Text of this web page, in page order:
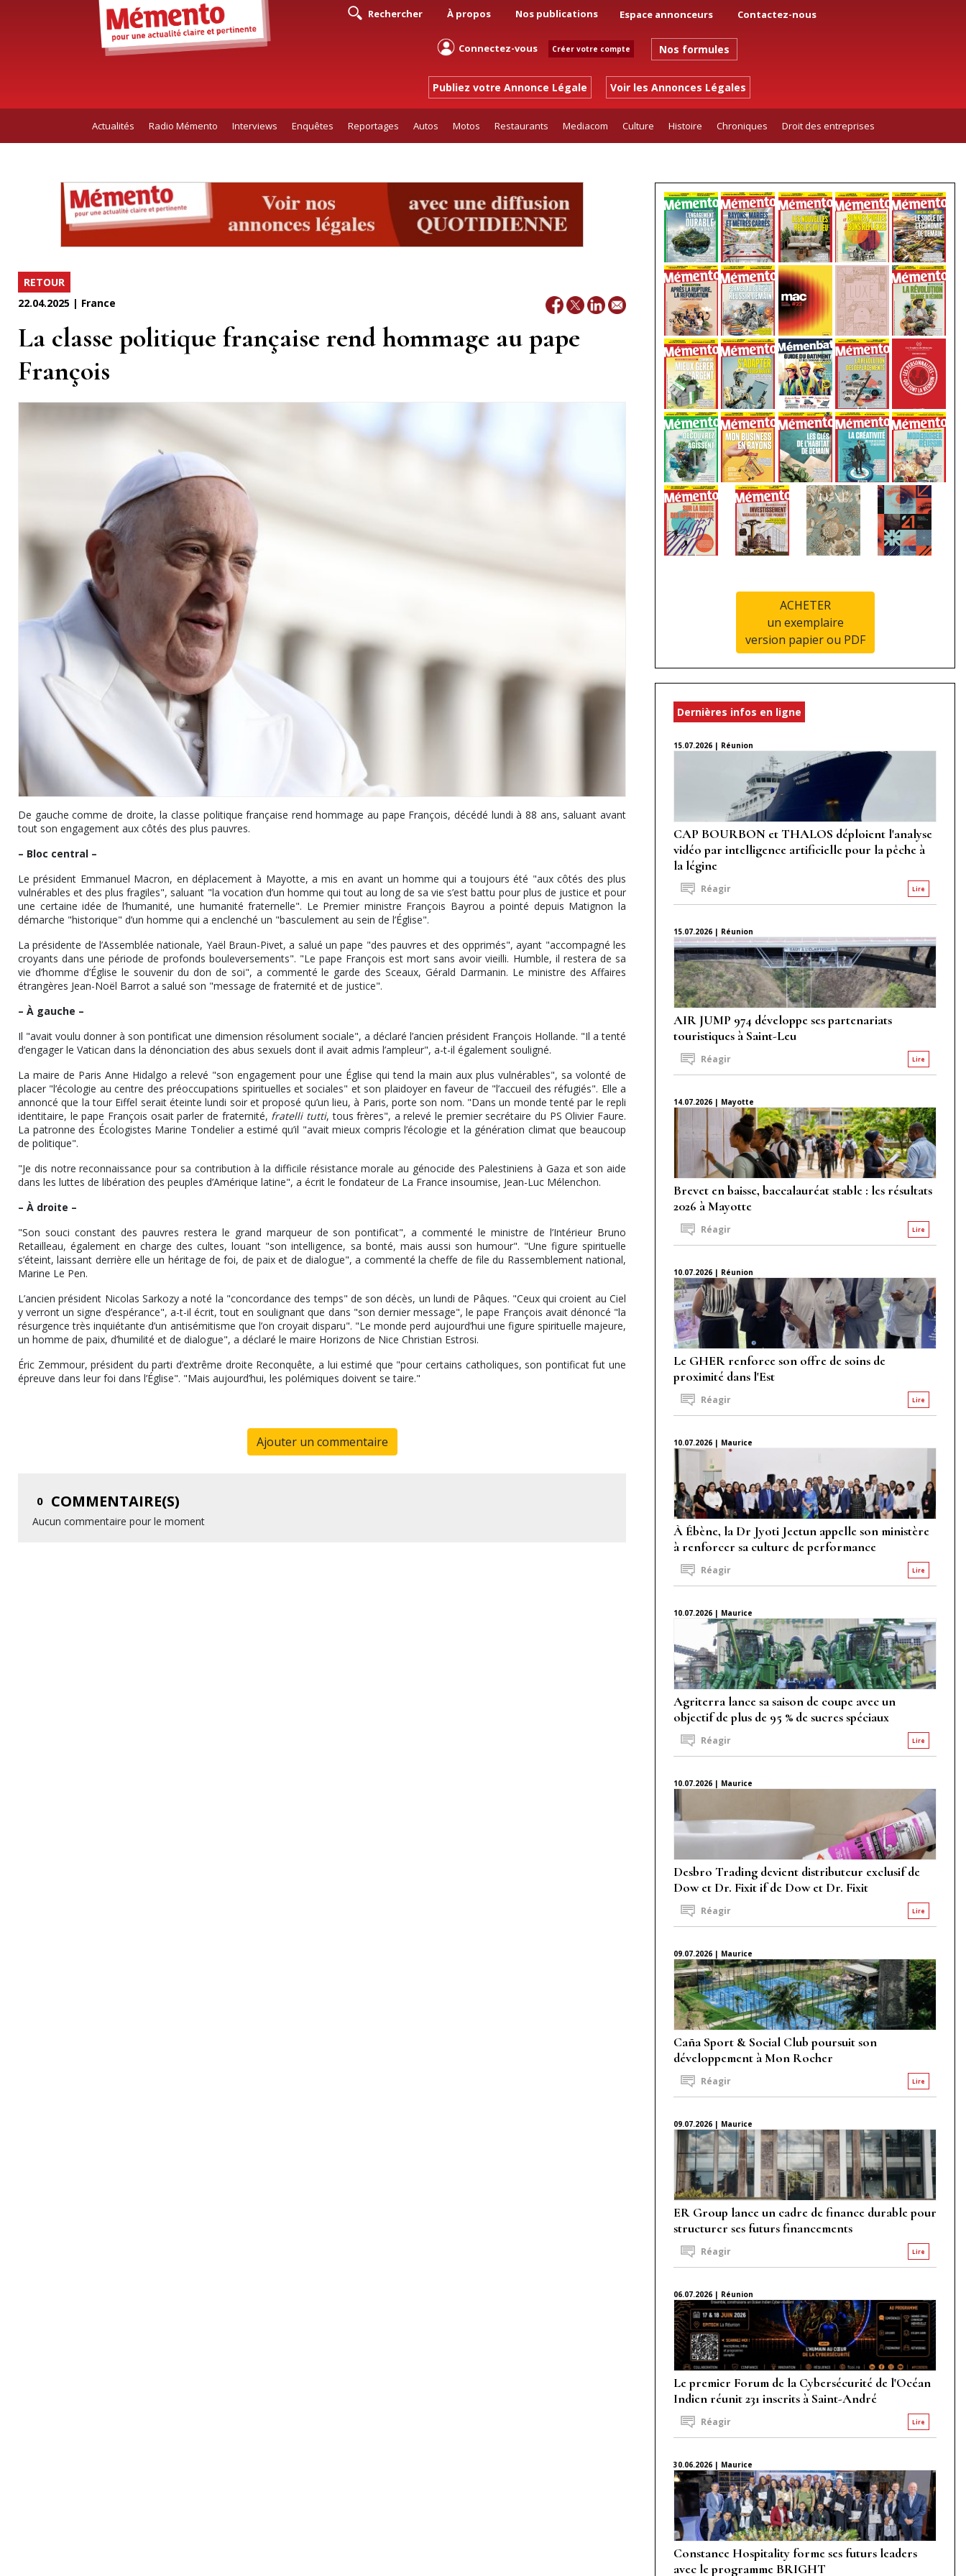
Rechercher À propos Nos publications Espace annonceurs Contactez-nous
Connectez-vous Créer votre compte Nos formules
Publiez votre Annonce Légale Voir les Annonces Légales
Actualités Radio Mémento Interviews Enquêtes Reportages Autos Motos Restaurants Mediacom Culture Histoire Chroniques Droit des entreprises
RETOUR
22.04.2025 | France
La classe politique française rend hommage au pape
François
De gauche comme de droite, la classe politique française rend hommage au pape François, décédé lundi à 88 ans, saluant avant
tout son engagement aux côtés des plus pauvres.
– Bloc central –
Le président Emmanuel Macron, en déplacement à Mayotte, a mis en avant un homme qui a toujours été "aux côtés des plus
vulnérables et des plus fragiles", saluant "la vocation d’un homme qui tout au long de sa vie s’est battu pour plus de justice et pour
une certaine idée de l’humanité, une humanité fraternelle". Le Premier ministre François Bayrou a pointé depuis Matignon la
démarche "historique" d’un homme qui a enclenché un "basculement au sein de l’Église".
La présidente de l’Assemblée nationale, Yaël Braun-Pivet, a salué un pape "des pauvres et des opprimés", ayant "accompagné les
croyants dans une période de profonds bouleversements". "Le pape François est mort sans avoir vieilli. Humble, il restera de sa
vie d’homme d’Église le souvenir du don de soi", a commenté le garde des Sceaux, Gérald Darmanin. Le ministre des Affaires
étrangères Jean-Noël Barrot a salué son "message de fraternité et de justice".
– À gauche –
Il "avait voulu donner à son pontificat une dimension résolument sociale", a déclaré l’ancien président François Hollande. "Il a tenté
d’engager le Vatican dans la dénonciation des abus sexuels dont il avait admis l’ampleur", a-t-il également souligné.
La maire de Paris Anne Hidalgo a relevé "son engagement pour une Église qui tend la main aux plus vulnérables", sa volonté de
placer "l’écologie au centre des préoccupations spirituelles et sociales" et son plaidoyer en faveur de "l’accueil des réfugiés". Elle a
annoncé que la tour Eiffel serait éteinte lundi soir et proposé qu’un lieu, à Paris, porte son nom. "Dans un monde tenté par le repli
identitaire, le pape François osait parler de fraternité, fratelli tutti, tous frères", a relevé le premier secrétaire du PS Olivier Faure.
La patronne des Écologistes Marine Tondelier a estimé qu’il "avait mieux compris l’écologie et la génération climat que beaucoup
de politique".
"Je dis notre reconnaissance pour sa contribution à la difficile résistance morale au génocide des Palestiniens à Gaza et son aide
dans les luttes de libération des peuples d’Amérique latine", a écrit le fondateur de La France insoumise, Jean-Luc Mélenchon.
– À droite –
"Son souci constant des pauvres restera le grand marqueur de son pontificat", a commenté le ministre de l’Intérieur Bruno
Retailleau, également en charge des cultes, louant "son intelligence, sa bonté, mais aussi son humour". "Une figure spirituelle
s’éteint, laissant derrière elle un héritage de foi, de paix et de dialogue", a commenté la cheffe de file du Rassemblement national,
Marine Le Pen.
L’ancien président Nicolas Sarkozy a noté la "concordance des temps" de son décès, un lundi de Pâques. "Ceux qui croient au Ciel
y verront un signe d’espérance", a-t-il écrit, tout en soulignant que dans "son dernier message", le pape François avait dénoncé "la
résurgence très inquiétante d’un antisémitisme que l’on croyait disparu". "Le monde perd aujourd’hui une figure spirituelle majeure,
un homme de paix, d’humilité et de dialogue", a déclaré le maire Horizons de Nice Christian Estrosi.
Éric Zemmour, président du parti d’extrême droite Reconquête, a lui estimé que "pour certains catholiques, son pontificat fut une
épreuve dans leur foi dans l’Église". "Mais aujourd’hui, les polémiques doivent se taire."
Ajouter un commentaire
0 COMMENTAIRE(S)
Aucun commentaire pour le moment
ACHETER
un exemplaire
version papier ou PDF
Dernières infos en ligne
15.07.2026 | Réunion
CAP BOURBON et THALOS déploient l'analyse
vidéo par intelligence artificielle pour la pêche à
la légine
Lire
Réagir
15.07.2026 | Réunion
AIR JUMP 974 développe ses partenariats
touristiques à Saint-Leu
Lire
Réagir
14.07.2026 | Mayotte
Brevet en baisse, baccalauréat stable : les résultats
2026 à Mayotte
Lire
Réagir
10.07.2026 | Réunion
Le GHER renforce son offre de soins de
proximité dans l'Est
Lire
Réagir
10.07.2026 | Maurice
À Ébène, la Dr Jyoti Jeetun appelle son ministère
à renforcer sa culture de performance
Lire
Réagir
10.07.2026 | Maurice
Agriterra lance sa saison de coupe avec un
objectif de plus de 95 % de sucres spéciaux
Lire
Réagir
10.07.2026 | Maurice
Desbro Trading devient distributeur exclusif de
Dow et Dr. Fixit if de Dow et Dr. Fixit
Lire
Réagir
09.07.2026 | Maurice
Caña Sport & Social Club poursuit son
développement à Mon Rocher
Lire
Réagir
09.07.2026 | Maurice
ER Group lance un cadre de finance durable pour
structurer ses futurs financements
Lire
Réagir
06.07.2026 | Réunion
Le premier Forum de la Cybersécurité de l'Océan
Indien réunit 231 inscrits à Saint-André
Lire
Réagir
30.06.2026 | Maurice
Constance Hospitality forme ses futurs leaders
avec le programme BRIGHT